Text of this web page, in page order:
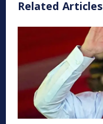
Related Articles